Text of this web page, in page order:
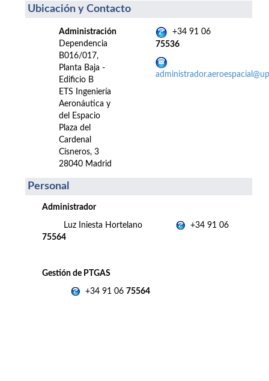
Ubicación y Contacto
Administración
Dependencia
B016/017,
Planta Baja -
Edificio B
ETS Ingeniería
Aeronáutica y
del Espacio
Plaza del
Cardenal
Cisneros, 3
28040 Madrid
+34 91 06
75536
Personal
Administrador
Luz Iniesta Hortelano
+34 91 06
75564
Gestión de PTGAS
+34 91 06 75564